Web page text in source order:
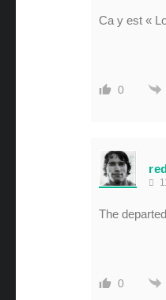
Ca y est «
0
The
0